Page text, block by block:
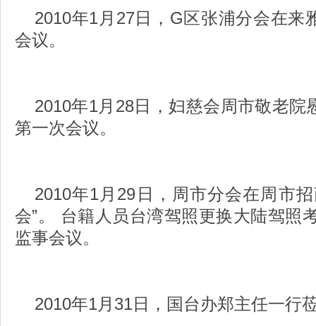
2010年1月27日，G区张浦分会在来
会议。
2010年1月28日，妇慈会周市敬老院
第一次会议。
2010年1月29日，周市分会在周市
会”。 台籍人员台湾驾照更换大陆驾照
监事会议。
2010年1月31日，国台办郑主任一行